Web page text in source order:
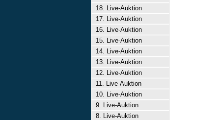
18. Live-Auktion
17. Live-Auktion
16. Live-Auktion
15. Live-Auktion
14. Live-Auktion
13. Live-Auktion
12. Live-Auktion
11. Live-Auktion
10. Live-Auktion
9. Live-Auktion
8. Live-Auktion